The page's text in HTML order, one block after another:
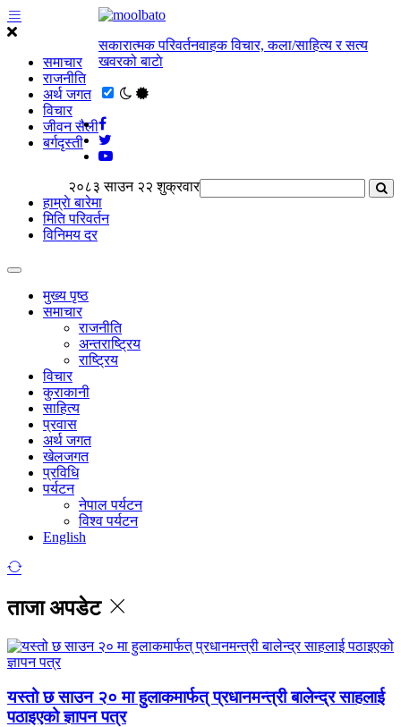
समाचार
राजनीति
अर्थ जगत
विचार
जीवन सैली
बर्गदृस्ती
सकारात्मक परिवर्तनवाहक विचार, कला/साहित्य र सत्य
खवरको बाटाे
२०८३ साउन २२ शुक्रवार
हाम्राे बारेमा
मिति परिवर्तन
विनिमय दर
मुख्य पृष्ठ
समाचार
राजनीति
अन्तराष्ट्रिय
राष्ट्रिय
विचार
कुराकानी
साहित्य
प्रवास
अर्थ जगत
खेलजगत
प्रविधि
पर्यटन
नेपाल पर्यटन
विश्व पर्यटन
English
ताजा अपडेट
यस्तो छ साउन २० मा हुलाकमार्फत् प्रधानमन्त्री बालेन्द्र साहलाई
पठाइएको ज्ञापन पत्र